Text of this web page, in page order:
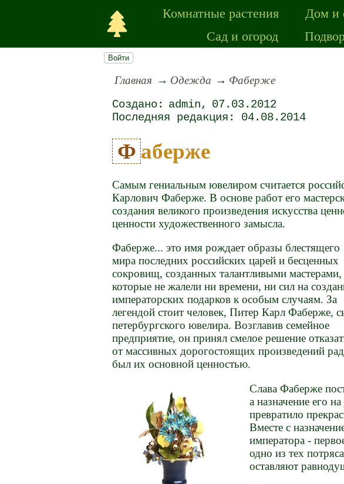
Комнатные растения Дом и
Сад и огород
Войти
Главная Одежда Фаберже
admin
07.03.2012
04.08.2014
Фаберже
Самым гениальным ювелиром считается
Карлович Фаберже. В основе работ его
создания великого произведения искусства
ценности художественного замысла.
Фаберже... это имя рождает образы блестящего
мира последних российских царей и бесценных
сокровищ, созданных талантливыми мастерами,
которые не жалели ни времени, ни сил на
императорских подарков к особым случаям. За
легендой стоит человек, Питер Карл Фаберже,
петербургского ювелира. Возглавив семейное
предприятие, он принял смелое решение
от массивных дорогостоящих произведений
был их основной ценностью.
Слава Фаберже
а назначение его
превратило
Вместе с
императора -
одно из тех
оставляют